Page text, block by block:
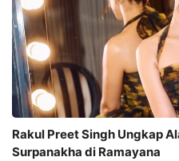
Rakul Preet Singh Ungkap
Surpanakha di Ramayana